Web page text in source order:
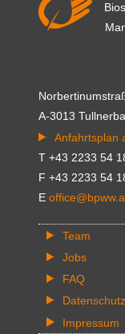
A-3013
Anfahrtsplan
T +43 2233 54
F +43 2233 54
E
Team
Jobs
FAQ
Datenschutz
Impressum